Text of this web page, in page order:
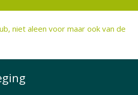
niet aleen voor maar ook van de